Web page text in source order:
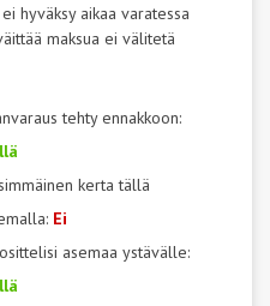
hyväksy aikaa varatessa
maksua ei välitetä
tehty ennakkoon:
kerta tällä
Ei
asemaa ystävälle: